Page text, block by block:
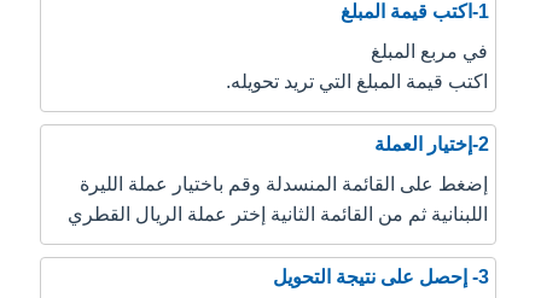
1-اكتب قيمة المبلغ
في مربع المبلغ
اكتب قيمة المبلغ التي تريد تحويله.
2-إختيار العملة
إضغط على القائمة المنسدلة وقم باختيار عملة الليرة
اللبنانية ثم من القائمة الثانية إختر عملة الريال القطري
3- إحصل على نتيجة التحويل